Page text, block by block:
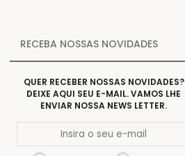
RECEBA NOSSAS NOVIDADES
QUER RECEBER NOSSAS NOVIDADES?
DEIXE AQUI SEU E-MAIL. VAMOS LHE
ENVIAR NOSSA NEWS LETTER.